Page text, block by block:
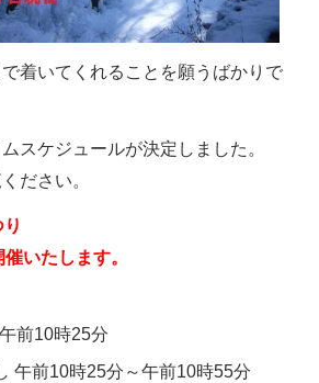
着いてくれることを願うばかりで
スケジュールが決定しました。
ださい。
いたします。
前10時25分
午前10時25分～午前10時55分